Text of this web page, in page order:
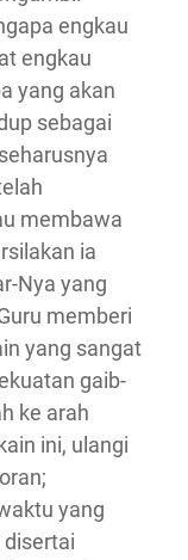
engkau
engkau
yang akan
sebagai
membawa
ia
Nya yang
memberi
yang sangat
gaib-
ke arah
ini, ulangi
yang
disertai